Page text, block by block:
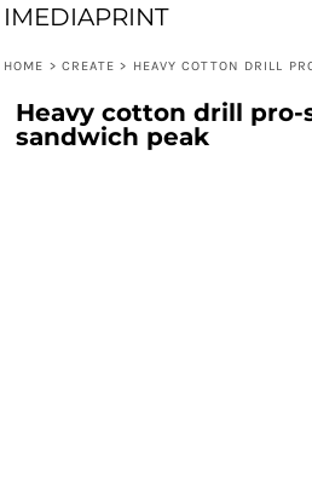
IMEDIAPRINT
HOME > CREATE > HEAVY COTTON DRILL
Heavy cotton drill
sandwich peak